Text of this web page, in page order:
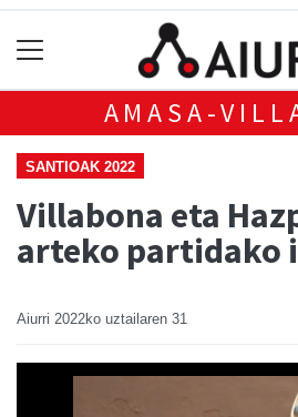
AMASA-
SANTIOAK 2022
Villabona eta
arteko partidako
Aiurri 2022ko uztailaren 31